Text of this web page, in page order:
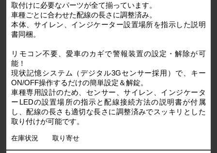
取付けに必要なパーツが全て揃っています。
車種ごとに合わせた配線の長さに調整済み。
本体、サイレン、インジケーター設置場所を指示した説明
書同梱。
リモコン不要、愛車のカギで警報装置の設定・解除が可
能！
現状記憶システム（デジタル3Gセンサー採用）で、キー
ON/OFF操作するだけの簡単設定＆解錠。
車種専用設計のため、センサー、サイレン、インジケータ
ーLEDの設置場所の指示と配線接続方法の説明書が付属
し、配線の長さも適切な長さに調整済みでスッキリとした
取り付けが可能です。
在庫状況 取り寄せ